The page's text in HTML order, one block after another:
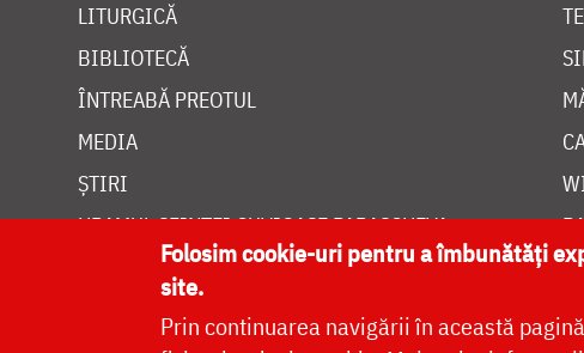
LITURGICĂ
BIBLIOTECĂ
ÎNTREABĂ PREOTUL
MEDIA
ȘTIRI
HRAMUL SFINTEI CUVIOASE PARASCHEVA
Folosim cookie-uri pentru a îmbunătăți
site.
Prin continuarea navigării în această